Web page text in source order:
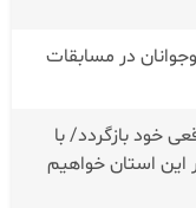
در مسابقات
خود بازگردد/ با
این استان خواهیم